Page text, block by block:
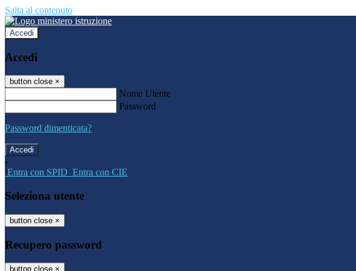
Salta al contenuto
Accedi
Accedi
button close ×
Nome Utente
Password
Password dimenticata?
-
Entra con SPID Entra con CIE
Seleziona utente
button close ×
Recupero password
button close ×